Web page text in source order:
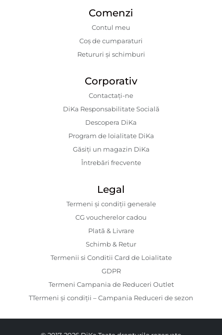
Comenzi
Contul meu
Coș de cumparaturi
Retururi și schimburi
Corporativ
Contactaţi-ne
DiKa Responsabilitate Socială
Descopera DiKa
Program de loialitate DiKa
Găsiți un magazin DiKa
Întrebări frecvente
Legal
Termeni și condiții generale
CG voucherelor cadou
Plată & Livrare
Schimb & Retur
Termenii si Conditii Card de Loialitate
GDPR
Termeni Campania de Reduceri Outlet
TTermeni și condiții – Campania Reduceri de sezon